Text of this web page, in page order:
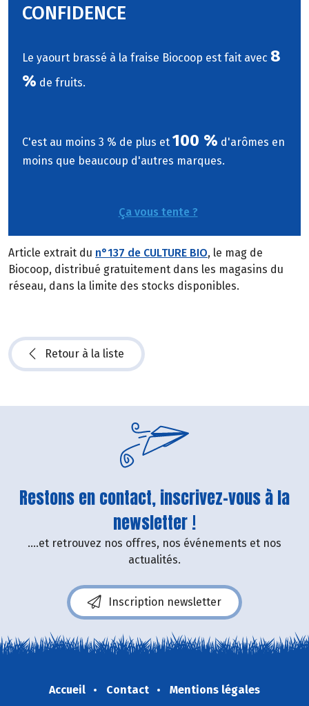
CONFIDENCE
Le yaourt brassé à la fraise Biocoop est fait avec 8
% de fruits.
C'est au moins 3 % de plus et 100 % d'arômes en
moins que beaucoup d'autres marques.
Ça vous tente ?
Article extrait du n°137 de CULTURE BIO, le mag de
Biocoop, distribué gratuitement dans les magasins du
réseau, dans la limite des stocks disponibles.
Retour à la liste
Restons en contact, inscrivez-vous à la
newsletter !
....et retrouvez nos offres, nos événements et nos
actualités.
Inscription newsletter
Accueil Contact
Mentions légales